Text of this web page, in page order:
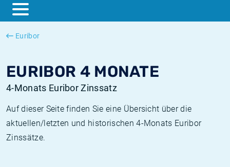
Euribor
EURIBOR 4 MONATE
4-Monats Euribor Zinssatz
Auf dieser Seite finden Sie eine Übersicht über die
aktuellen/letzten und historischen 4-Monats Euribor
Zinssätze.
ESTER
SONIA
Deutsche inflation
Europäische inflation
Historische SOFR-Sätze
Historische SONIA-Sätze